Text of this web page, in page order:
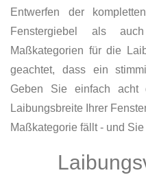
Entwerfen der
Fenstergiebel als
Maßkategorien für die
geachtet, dass ein
Geben Sie einfach acht
Laibungsbreite Ihrer
Maßkategorie fällt - und